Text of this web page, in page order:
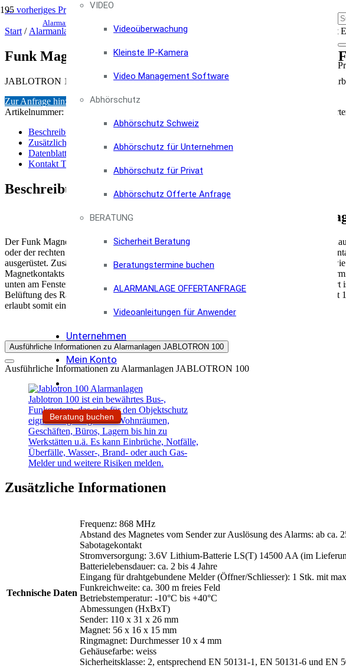
Alarmanlagen & Einbruchschutz Shop, Infos und Beratung
VIDEO
Videoüberwachung
Kleinste IP-Kamera
Video Management Software
Abhörschutz
Abhörschutz Schweiz
Abhörschutz für Unternehmen
Abhörschutz für Privat
Abhörschutz Offerte Anfrage
BERATUNG
Sicherheit Beratung
Beratungstermine buchen
ALARMANLAGE OFFERTANFRAGE
Videoanleitungen für Anwender
Unternehmen
Mein Konto
Beratung buchen
← vorheriges Produkt nächstes Produkt →
Start / Alarmanlagen JABLOTRON 100 Funk-Alarmanlagen / Funk Magnetkontakt mit
Funk Magnetkontakt mit Eingang für externen Sensor
JABLOTRON 100 JA-181M – Funk Magnetkontakt mit Eingang für externen Sensor
Zur Anfrage hinzufügen
Artikelnummer:
Beschreibung
Zusätzliche Informationen
Datenblatt
Kontakt Termine
Beschreibung
JABLOTRON 100 JA-181M – Funk
Der Funk Magnetkontakt reagiert auf das Entfernen des Magneten vom Sender. Er wird
oder der rechten Seite des Senders angebracht werden, da der Melder über zwei Reed
ausgerüstet. Zusätzlich verfügt er über einen zusätzlichen Eingang für externe Sensoren
Magnetkontakts per DIP Schalter deaktivieren lässt, kann der JA-181M auch nur als
unten am Fenster montiert, so kann dieses auch gekippt werden, wenn die Anlage
Belüftung des Raumes. Nebst dem Standardmagneten wird zusätzlich ein Ringmagnet
erlaubt somit eine noch platzsparender und optisch sehr elegante Installation.
Ausführliche Informationen zu Alarmanlagen JABLOTRON 100
Ausführliche Informationen zu Alarmanlagen JABLOTRON 100
Jablotron 100 ist ein bewährtes Bus-,
Funksystem, das sich für den Objektschutz
eignet. Angefangen bei Wohnräumen,
Geschäften, Büros, Lagern bis hin zu
Werkstätten u.ä. Es kann Einbrüche, Notfälle,
Überfälle, Wasser-, Brand- oder auch Gas-
Melder und weitere Risiken melden.
Zusätzliche Informationen
Technische Daten
Frequenz: 868 MHz
Abstand des Magnetes vom Sender zur Auslösung des Alarms: ab ca.
Sabotagekontakt
Stromversorgung: 3.6V Lithium-Batterie LS(T) 14500 AA (im
Batterielebensdauer: ca. 2 bis 4 Jahre
Eingang für drahtgebundene Melder (Öffner/Schliesser): 1 Stk. mit
Funkreichweite: ca. 300 m freies Feld
Betriebstemperatur: -10°C bis +40°C
Abmessungen (HxBxT)
Sender: 110 x 31 x 26 mm
Magnet: 56 x 16 x 15 mm
Ringmagnet: Durchmesser 10 x 4 mm
Gehäusefarbe: weiss
Sicherheitsklasse: 2, entsprechend EN 50131-1, EN 50131-6 und